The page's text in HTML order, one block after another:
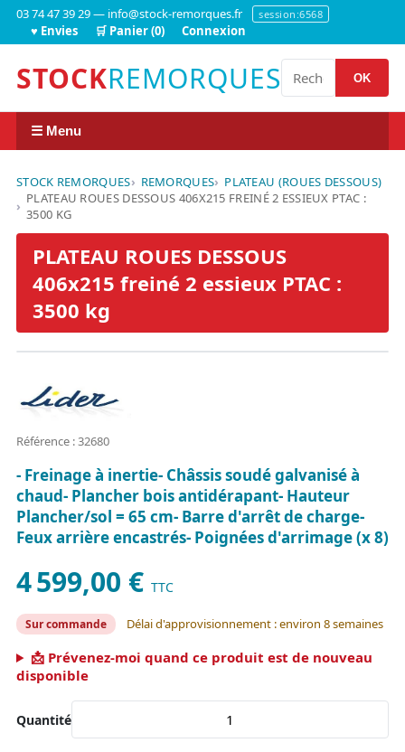
03 74 47 39 29 — info@stock-remorques.fr session:6568
♥ Envies 🛒 Panier (0) Connexion
STOCKREMORQUES OK
☰ Menu
STOCK REMORQUES REMORQUES
PLATEAU (ROUES DESSOUS)
PLATEAU ROUES DESSOUS 406X215 FREINÉ 2 ESSIEUX PTAC :
3500 KG
PLATEAU ROUES DESSOUS
406x215 freiné 2 essieux PTAC :
3500 kg
Référence : 32680
- Freinage à inertie- Châssis soudé galvanisé à
chaud- Plancher bois antidérapant- Hauteur
Plancher/sol = 65 cm- Barre d'arrêt de charge-
Feux arrière encastrés- Poignées d'arrimage (x 8)
4 599,00 € TTC
Sur commande Délai d'approvisionnement : environ 8 semaines
📩 Prévenez-moi quand ce produit est de nouveau
disponible
Quantité